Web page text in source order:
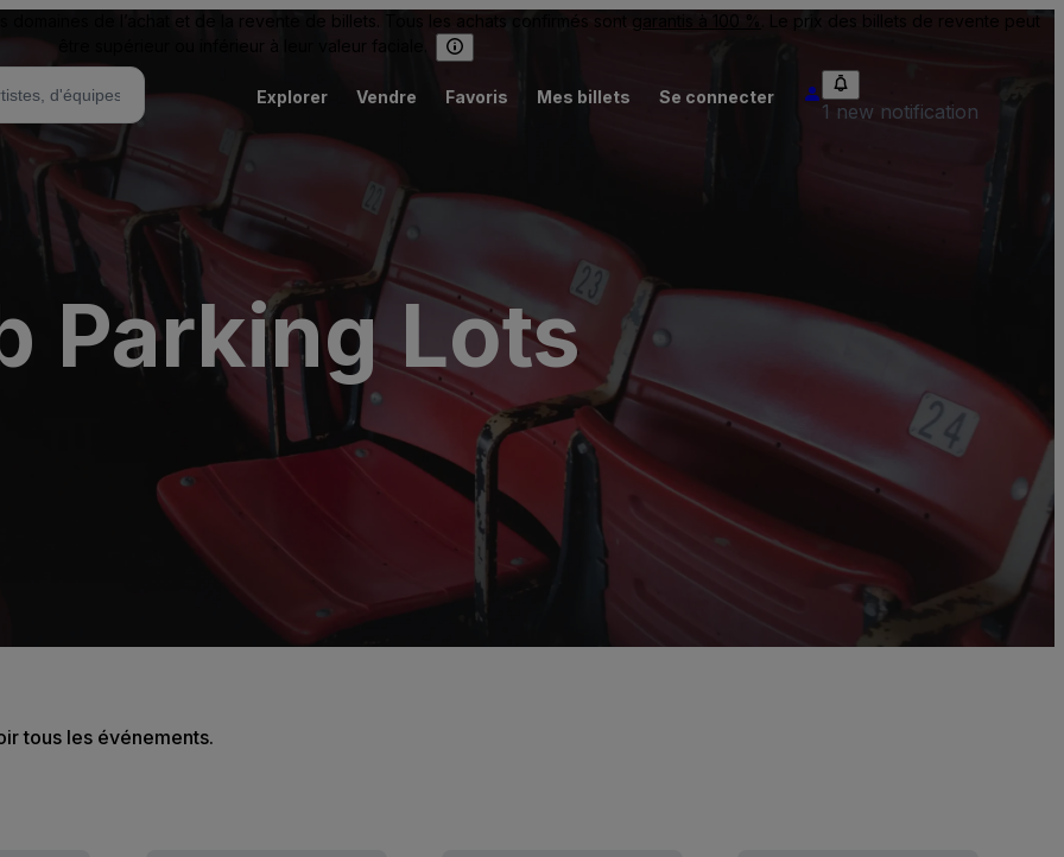
domaines de l’achat et de la revente de billets. Tous les achats confirmés sont garantis à 100 %
. Le prix des billets de revente peut
être supérieur ou inférieur à leur valeur faciale.
Explorer Vendre Favoris Mes billets Se connecter
1 new notification
Parking Lots
tous les événements.